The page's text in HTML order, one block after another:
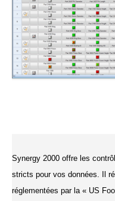
Synergy 2000 offre les
stricts pour vos données. Il
réglementées par la « US